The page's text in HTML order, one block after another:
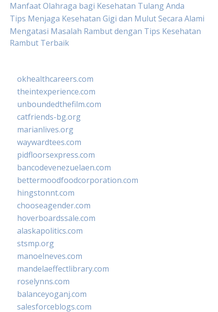
Manfaat Olahraga bagi Kesehatan Tulang Anda
Tips Menjaga Kesehatan Gigi dan Mulut Secara Alami
Mengatasi Masalah Rambut dengan Tips Kesehatan
Rambut Terbaik
okhealthcareers.com
theintexperience.com
unboundedthefilm.com
catfriends-bg.org
marianlives.org
waywardtees.com
pidfloorsexpress.com
bancodevenezuelaen.com
bettermoodfoodcorporation.com
hingstonnt.com
chooseagender.com
hoverboardssale.com
alaskapolitics.com
stsmp.org
manoelneves.com
mandelaeffectlibrary.com
roselynns.com
balanceyoganj.com
salesforceblogs.com